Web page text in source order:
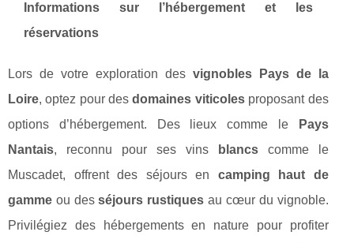
Informations sur l’hébergement et les
réservations
Lors de votre exploration des vignobles Pays de la
Loire, optez pour desdomaines viticolesproposant des
options d’hébergement. Des lieux comme le
Pays
Nantais, reconnu pour ses vins blancscomme le
Muscadet, offrent des séjours en camping haut de
gamme ou desséjours rustiques au cœur du vignoble.
Privilégiez des hébergements en nature pour profiter